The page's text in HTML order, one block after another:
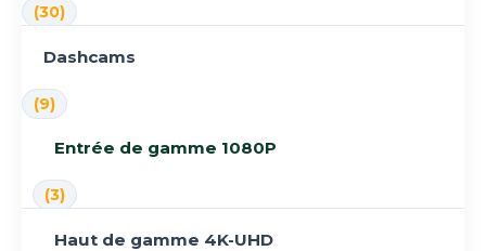
(30)
Dashcams
(9)
Entrée de gamme 1080P
(3)
Haut de gamme 4K-UHD